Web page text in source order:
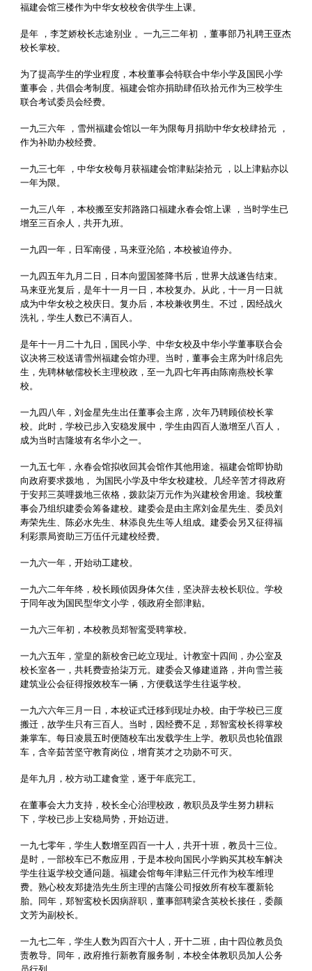
福建会馆三楼作为中华女校校舍供学生上课。
是年 ，李芝娇校长志途别业 。一九三二年初 ，董事部乃礼聘王亚杰
校长掌校。
为了提高学生的学业程度，本校董事会特联合中华小学及国民小学
董事会，共倡会考制度。福建会馆亦捐助肆佰玖拾元作为三校学生
联合考试委员会经费。
一九三六年 ，雪州福建会馆以一年为限每月捐助中华女校肆拾元 ，
作为补助办校经费。
一九三七年 ，中华女校每月获福建会馆津贴柒拾元 ，以上津贴亦以
一年为限。
一九三八年 ，本校搬至安邦路路口福建永春会馆上课 ，当时学生已
增至三百余人，共开九班。
一九四一年，日军南侵，马来亚沦陷，本校被迫停办。
一九四五年九月二日，日本向盟国签降书后，世界大战遂告结束。
马来亚光复后，是年十一月一日，本校复办。从此，十一月一日就
成为中华女校之校庆日。复办后，本校兼收男生。不过，因经战火
洗礼，学生人数已不满百人。
是年十一月二十九日，国民小学、中华女校及中华小学董事联合会
议决将三校送请雪州福建会馆办理。当时，董事会主席为叶绵启先
生，先聘林敏儒校长主理校政，至一九四七年再由陈南燕校长掌
校。
一九四八年，刘金星先生出任董事会主席，次年乃聘顾侦校长掌
校。此时，学校已步入安稳发展中，学生由四百人激增至八百人，
成为当时吉隆坡有名华小之一。
一九五七年，永春会馆拟收回其会馆作其他用途。福建会馆即协助
向政府要求拨地， 为国民小学及中华女校建校。几经辛苦才得政府
于安邦三英哩拨地三依格，拨款柒万元作为兴建校舍用途。我校董
事会乃组织建委会筹备建校。建委会是由主席刘金星先生、委员刘
寿荣先生、陈必水先生、林添良先生等人组成。建委会另又征得福
利彩票局资助三万伍仟元建校经费。
一九六一年，开始动工建校。
一九六二年年终，校长顾侦因身体欠佳，坚决辞去校长职位。学校
于同年改为国民型华文小学，领政府全部津贴。
一九六三年初，本校教员郑智鸾受聘掌校。
一九六五年，堂皇的新校舍已屹立现址。计教室十四间，办公室及
校长室各一，共耗费壹拾柒万元。建委会又修建道路，并向雪兰莪
建筑业公会征得报效校车一辆，方便载送学生往返学校。
一九六六年三月一日，本校证式迁移到现址办校。由于学校已三度
搬迁，故学生只有三百人。当时，因经费不足，郑智鸾校长得掌校
兼掌车。每日凌晨五时便随校车出发载学生上学。教职员也轮值跟
车，含辛茹苦坚守教育岗位，增育英才之功勋不可灭。
是年九月，校方动工建食堂，逐于年底完工。
在董事会大力支持，校长全心治理校政，教职员及学生努力耕耘
下，学校已步上安稳局势，开始迈进。
一九七零年，学生人数增至四百一十人，共开十班，教员十三位。
是时，一部校车已不敷应用，于是本校向国民小学购买其校车解决
学生往返学校交通问题。福建会馆每年津贴三仟元作为校车维理
费。熟心校友郑捷浩先生所主理的吉隆公司报效所有校车覆新轮
胎。同年，郑智鸾校长因病辞职，董事部聘梁含英校长接任，委颜
文芳为副校长。
一九七二年，学生人数为四百六十人，开十二班，由十四位教员负
责教导。同年，政府推行新教育服务制，本校全体教职员加人公务